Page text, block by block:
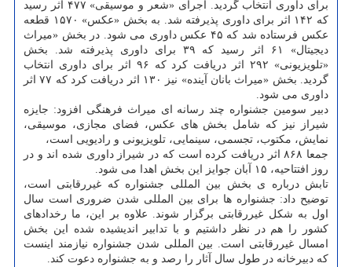
برای داوری انتخاب گردید. اجرای «شعر و موسیقی» ۴۷۷ اثر رسید
که ۱۴۲ اثر برای داوری پذیرفته شد. به بخش «عکس» ۱۵۷۰ قطعه
عکس فرستاده شد که ۴۵ عکس داوری می شود. در بخش «میراث
دیجیتال» ۶۱ اثر رسید که ۳۹ برای داوری پذیرفته شد. بخش
«تلویزیونی» ۲۹۲ اثر دریافت کرد که ۹۶ اثر برای داوری انتخاب
گردید. بخش «میراث بانان آینده» نیز ۱۳۰ اثر دریافت کرد که ۷۷ اثر
داوری می شود.
دبیر سومین جشنواره چند رسانه ای میراث فرهنگی افزود: جایزه
شیراز نیز که شامل بخش های عکس، فضای مجازی، موسیقی،
نمایش، مکتوب، تجسمی، سینمایی، تلویزیونی و رادیویی است،
جمعا ۸۶۸ اثر دریافت کرده است که در شیراز داوری شده اند و در
روز افتتاحیه، ۱۵ آبان جوایز این بخش اهدا می شود.
تابش درباره ی بخش بین المللی جشنواره که غیررقابتی است،
توضیح داد: جشنواره ها برای بین المللی شدن ضروری است سال
اول به شکل غیررقابتی برگزار شوند. علاوه بر این، ما رخدادهای
کشور را هم در نظر داشتیم و با تدابیر اندیشیده شده این بخش
امسال غیررقابتی است. بین المللی شدن جشنواره نیازمند اینست
که دبیرخانه در طول سال آثار را رصد و به جشنواره دعوت کند.